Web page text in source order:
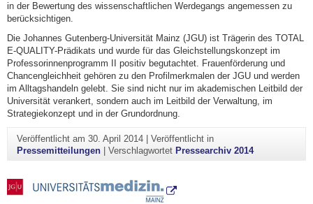
in der Bewertung des wissenschaftlichen Werdegangs angemessen zu
berücksichtigen.
Die Johannes Gutenberg-Universität Mainz (JGU) ist Trägerin des TOTAL
E-QUALITY-Prädikats und wurde für das Gleichstellungskonzept im
Professorinnenprogramm II positiv begutachtet. Frauenförderung und
Chancengleichheit gehören zu den Profilmerkmalen der JGU und werden
im Alltagshandeln gelebt. Sie sind nicht nur im akademischen Leitbild der
Universität verankert, sondern auch im Leitbild der Verwaltung, im
Strategiekonzept und in der Grundordnung.
Veröffentlicht am 30. April 2014| Veröffentlicht in
Pressemitteilungen| Verschlagwortet Pressearchiv 2014